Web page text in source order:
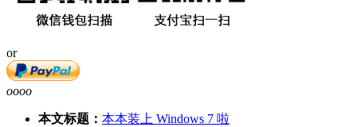
or
oooo
本文标题： 本本装上 Windows 7 啦